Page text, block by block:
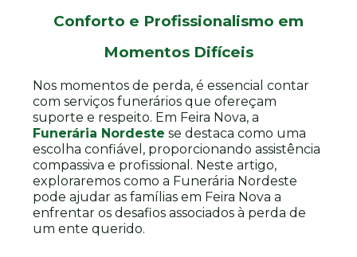
Conforto e Profissionalismo em
Momentos Difíceis
Nos momentos de perda, é essencial contar
com serviços funerários que ofereçam
suporte e respeito. Em Feira Nova, a
Funerária Nordeste se destaca como uma
escolha confiável, proporcionando assistência
compassiva e profissional. Neste artigo,
exploraremos como a Funerária Nordeste
pode ajudar as famílias em Feira Nova a
enfrentar os desafios associados à perda de
um ente querido.